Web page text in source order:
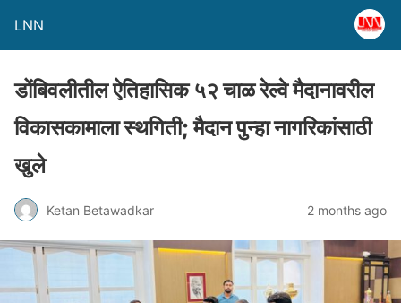
LNN
डोंबिवलीतील ऐतिहासिक ५२ चाळ रेल्वे मैदानावरील
विकासकामाला स्थगिती; मैदान पुन्हा नागरिकांसाठी
खुले
Ketan Betawadkar 2 months ago